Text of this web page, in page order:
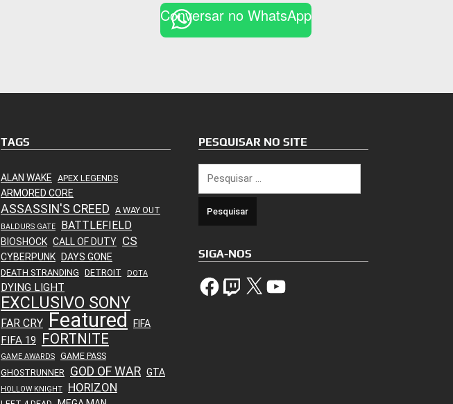
Conversar no WhatsApp
TAGS
ALAN WAKE APEX LEGENDS
ARMORED CORE
ASSASSIN'S CREED A WAY OUT
BALDURS GATE BATTLEFIELD
BIOSHOCK CALL OF DUTY CS
CYBERPUNK DAYS GONE
DEATH STRANDING DETROIT DOTA
DYING LIGHT
EXCLUSIVO SONY
FAR CRY Featured FIFA
FIFA 19 FORTNITE
GAME AWARDS
GAME PASS
GHOSTRUNNER GOD OF WAR GTA
HOLLOW KNIGHT HORIZON
PESQUISAR NO SITE
por:
SIGA-NOS
FacebookTwitch X YouTube